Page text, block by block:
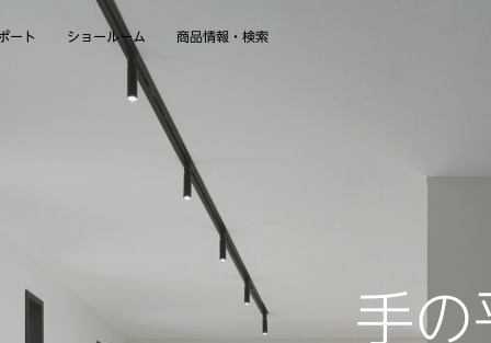
ート ショールーム 商品情報・検索
手の